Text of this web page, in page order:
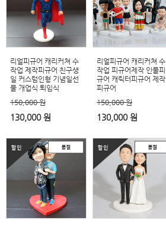
리얼피규어 캐리커쳐 수
작업 제작피규어 친구생
일 커스텀인형 기념일선
물 개업식 퇴임식
150,000 원
130,000 원
리얼피규어 캐리커쳐 수
작업 피규어제작 인물피
규어 캐릭터피규어 제작
피규어
150,000 원
130,000 원